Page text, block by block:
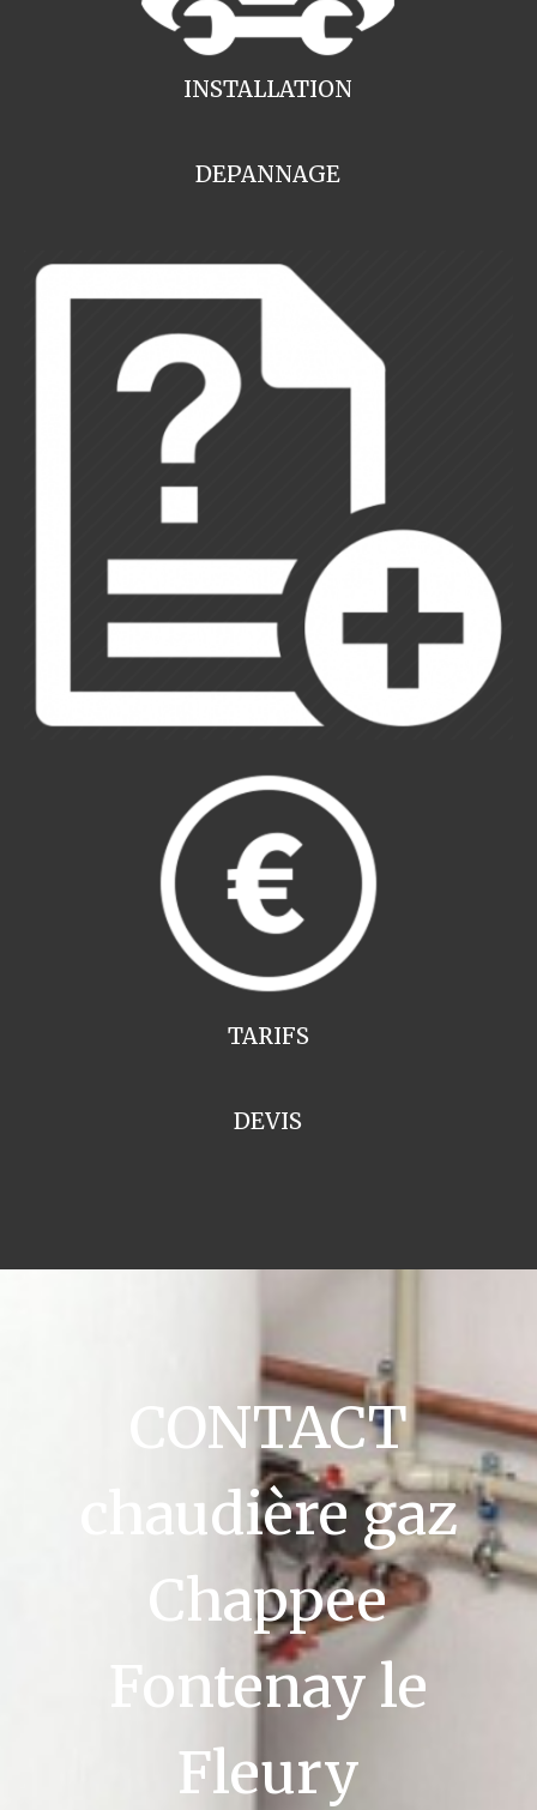
INSTALLATION
DEPANNAGE
TARIFS
DEVIS
CONTACT
chaudière gaz
Chappee
Fontenay le
Fleury